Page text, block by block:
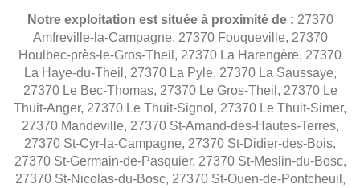
Notre exploitation est située à proximité de : 27370
Amfreville-la-Campagne, 27370 Fouqueville, 27370
Houlbec-près-le-Gros-Theil, 27370 La Harengère, 27370
La Haye-du-Theil, 27370 La Pyle, 27370 La Saussaye,
27370 Le Bec-Thomas, 27370 Le Gros-Theil, 27370 Le
Thuit-Anger, 27370 Le Thuit-Signol, 27370 Le Thuit-Simer,
27370 Mandeville, 27370 St-Amand-des-Hautes-Terres,
27370 St-Cyr-la-Campagne, 27370 St-Didier-des-Bois,
27370 St-Germain-de-Pasquier, 27370 St-Meslin-du-Bosc,
27370 St-Nicolas-du-Bosc, 27370 St-Ouen-de-Pontcheuil,